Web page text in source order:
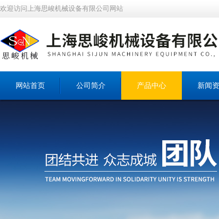
欢迎访问上海思峻机械设备有限公司网站
网站首页 公司简介 产品中心 新闻